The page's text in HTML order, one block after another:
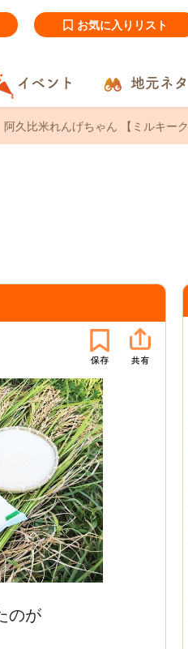
お気に入りリスト
イベント 地元ネタ
久比米れんげちゃん 【ミルキー
のが